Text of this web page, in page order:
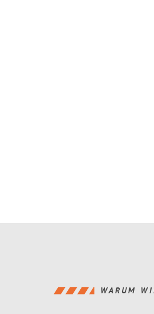
WARUM